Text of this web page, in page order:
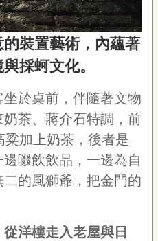
裝置藝術，內蘊著
採蚵文化。
於桌前，伴隨著文物
茶、蔣介石特調，前
加上奶茶，後者是
啜飲飲品，一邊為自
的風獅爺，把金門的
洋樓走入老屋與日